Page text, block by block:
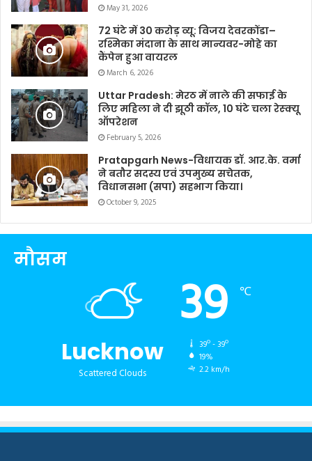
May 31, 2026
72 घंटे में 30 करोड़ व्यू: विजय देवरकोंडा–
रश्मिका मंदाना के साथ मान्यवर-मोहे का
कैंपेन हुआ वायरल
March 6, 2026
Uttar Pradesh: मेरठ में नाले की सफाई के
लिए महिला ने दी झूठी कॉल, 10 घंटे चला रेस्क्यू
ऑपरेशन
February 5, 2026
Pratapgarh News-विधायक डॉ. आर.के. वर्मा
ने बतौर सदस्य एवं उपमुख्य सचेतक,
विधानसभा (सपा) सहभाग किया।
October 9, 2025
मौसम
Lucknow
Scattered Clouds
39 ℃
39º - 39º
19%
2.2 km/h